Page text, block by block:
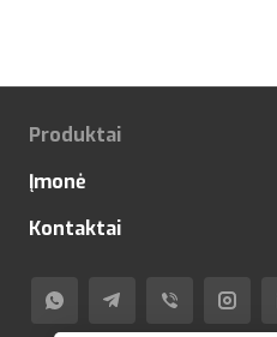
Produktai
Įmonė
Kontaktai